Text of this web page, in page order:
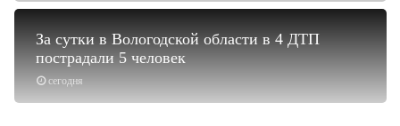
сегодня
За сутки в Вологодской области в 4 ДТП
пострадали 5 человек